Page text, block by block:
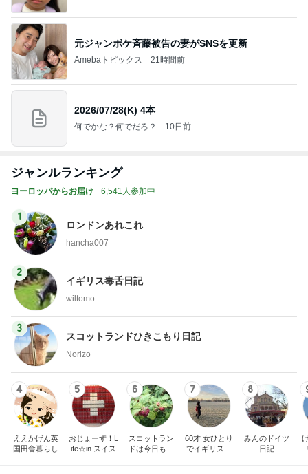
元ジャンポケ斉藤被告の妻がSNSを更新
Amebaトピックス 21時間前
2026/07/28(K) 4本
何でかな？何でだろ？ 10日前
ジャンルランキング
ヨーロッパからお届け 6,541人参加中
1
ロンドンあれこれ
hancha007
2
イギリス毒舌日記
wiltomo
3
スコットランドひきこもり日記
Norizo
4
ええかげん英
国田舎暮らし
5
おじょーず！L
ife☆in スイス
6
スコットラン
ドは今日も曇
7
60才 女ひとり
でイギリスに
8
みんのドイツ
日記